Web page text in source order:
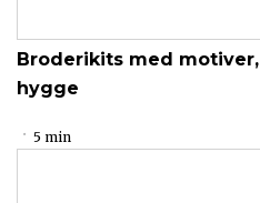
Broderikits med
hygge
5 min